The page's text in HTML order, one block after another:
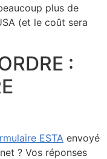
plus de
(et le coût sera
:
ESTA envoyé
? Vos réponses